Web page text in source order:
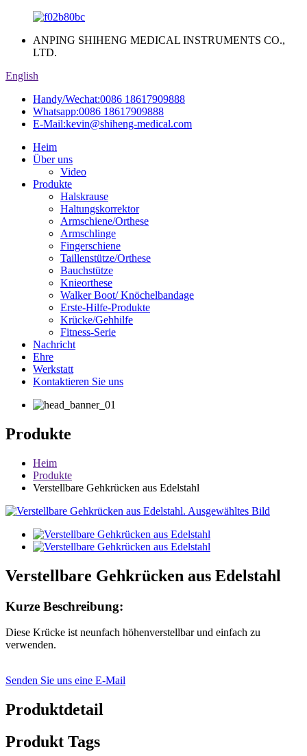
ANPING SHIHENG MEDICAL INSTRUMENTS CO.,
LTD.
English
Handy/Wechat:0086 18617909888
Whatsapp:0086 18617909888
E-Mail:kevin@shiheng-medical.com
Heim
Über uns
Video
Produkte
Halskrause
Haltungskorrektor
Armschiene/Orthese
Armschlinge
Fingerschiene
Taillenstütze/Orthese
Bauchstütze
Knieorthese
Walker Boot/ Knöchelbandage
Erste-Hilfe-Produkte
Krücke/Gehhilfe
Fitness-Serie
Nachricht
Ehre
Werkstatt
Kontaktieren Sie uns
Produkte
Heim
Produkte
Verstellbare Gehkrücken aus Edelstahl
Verstellbare Gehkrücken aus Edelstahl
Kurze Beschreibung:
Diese Krücke ist neunfach höhenverstellbar und einfach zu
verwenden.
Senden Sie uns eine E-Mail
Produktdetail
Produkt Tags